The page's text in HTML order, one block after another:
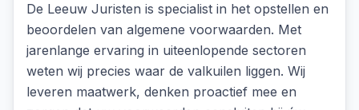
De Leeuw Juristen is specialist in het opstellen en
beoordelen van algemene voorwaarden. Met
jarenlange ervaring in uiteenlopende sectoren
weten wij precies waar de valkuilen liggen. Wij
leveren maatwerk, denken proactief mee en